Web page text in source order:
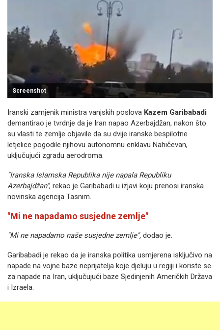
Screenshot
Iranski zamjenik ministra vanjskih poslova Kazem Garibabadi
demantirao je tvrdnje da je Iran napao Azerbajdžan, nakon što
su vlasti te zemlje objavile da su dvije iranske bespilotne
letjelice pogodile njihovu autonomnu enklavu Nahičevan,
uključujući zgradu aerodroma.
"Iranska Islamska Republika nije napala Republiku
Azerbajdžan", rekao je Garibabadi u izjavi koju prenosi iranska
novinska agencija Tasnim.
"Mi ne napadamo susjedne zemlje"
"Mi ne napadamo naše susjedne zemlje", dodao je.
Garibabadi je rekao da je iranska politika usmjerena isključivo na
napade na vojne baze neprijatelja koje djeluju u regiji i koriste se
za napade na Iran, uključujući baze Sjedinjenih Američkih Država
i Izraela.